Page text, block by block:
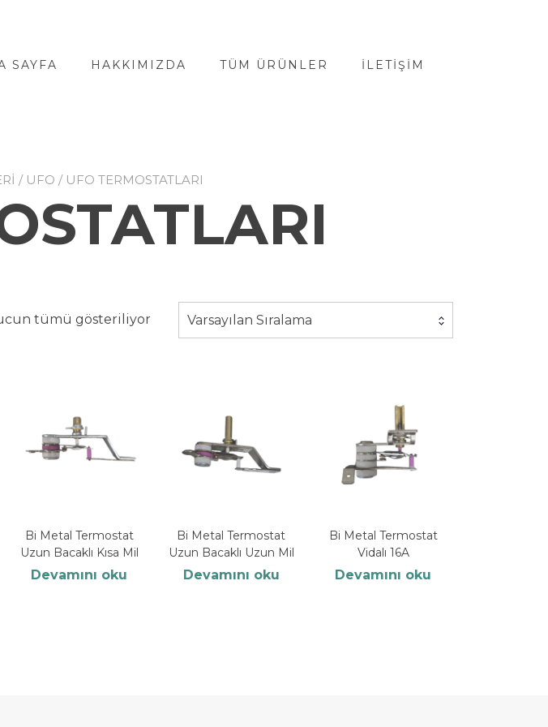
SAYFA HAKKIMIZDA TÜM ÜRÜNLER İLETIŞIM
/ UFO / UFO TERMOSTATLARI
tümü gösteriliyor Varsayılan Sıralama
Bi Metal Termostat
Uzun Bacaklı Kısa Mil
Devamını oku
Bi Metal Termostat
Uzun Bacaklı Uzun Mil
Devamını oku
Bi Metal Termostat
Vidalı 16A
Devamını oku